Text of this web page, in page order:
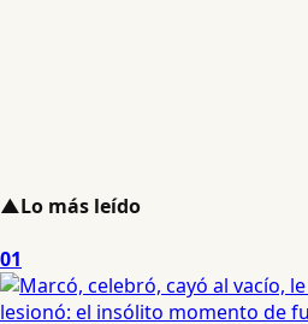
▲Lo más leído
01